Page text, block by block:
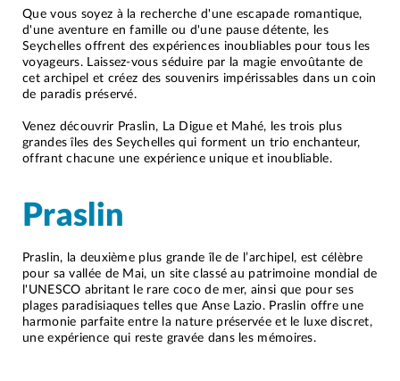
Que vous soyez à la recherche d'une escapade romantique,
d'une aventure en famille ou d'une pause détente, les
Seychelles offrent des expériences inoubliables pour tous les
voyageurs. Laissez-vous séduire par la magie envoûtante de
cet archipel et créez des souvenirs impérissables dans un coin
de paradis préservé.
Venez découvrir Praslin, La Digue et Mahé, les trois plus
grandes îles des Seychelles qui forment un trio enchanteur,
offrant chacune une expérience unique et inoubliable.
Praslin
Praslin, la deuxième plus grande île de l’archipel, est célèbre
pour sa vallée de Mai, un site classé au patrimoine mondial de
l'UNESCO abritant le rare coco de mer, ainsi que pour ses
plages paradisiaques telles que Anse Lazio. Praslin offre une
harmonie parfaite entre la nature préservée et le luxe discret,
une expérience qui reste gravée dans les mémoires.